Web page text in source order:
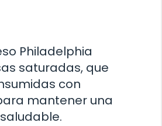
Philadelphia
saturadas, que
con
mantener una